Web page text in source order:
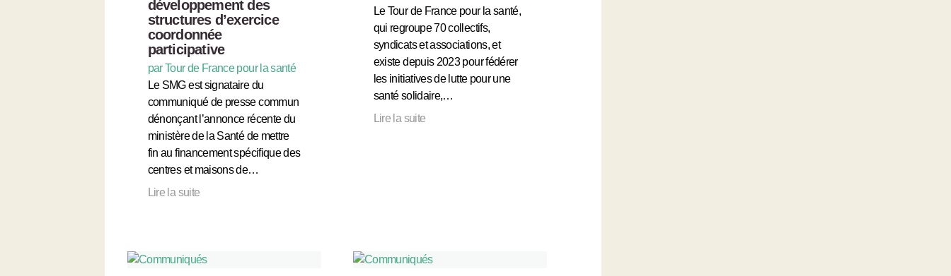
développement des
structures d’exercice
coordonnée
participative
par Tour de France pour la santé
Le SMG est signataire du
communiqué de presse commun
dénonçant l’annonce récente du
ministère de la Santé de mettre
fin au financement spécifique des
centres et maisons de…
Lire la suite
Le Tour de France pour la santé,
qui regroupe 70 collectifs,
syndicats et associations, et
existe depuis 2023 pour fédérer
les initiatives de lutte pour une
santé solidaire,…
Lire la suite